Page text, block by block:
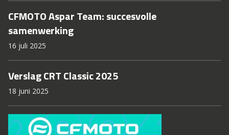
CFMOTO Aspar Team: succesvolle
samenwerking
16 juli 2025
Verslag CRT Classic 2025
18 juni 2025